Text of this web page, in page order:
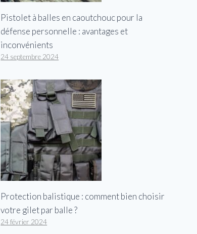
Pistolet à balles en caoutchouc pour la
défense personnelle : avantages et
inconvénients
24 septembre 2024
Protection balistique : comment bien choisir
votre gilet par balle ?
24 février 2024